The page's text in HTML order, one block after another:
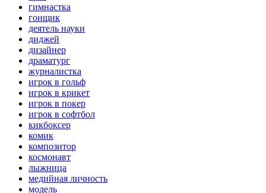
гимнастка
гонщик
деятель науки
диджей
дизайнер
драматург
журналистка
игрок в гольф
игрок в крикет
игрок в покер
игрок в софтбол
кикбоксер
комик
композитор
космонавт
лыжница
медийная личность
модель